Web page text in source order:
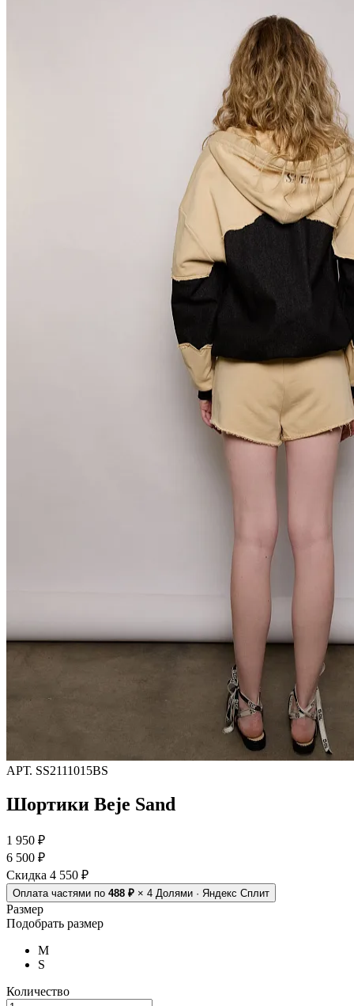
АРТ. SS2111015BS
Шортики Beje Sand
1 950 ₽
6 500 ₽
Скидка 4 550 ₽
Оплата частями по 488 ₽ × 4 Долями · Яндекс Сплит
Размер
Подобрать размер
M
S
Количество